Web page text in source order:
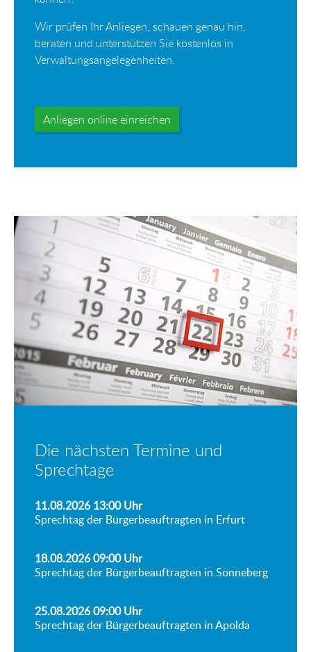
Wir prüfen Ihr Anliegen, schauen genau hin,
beraten und unterstützen Sie kostenlos in
Verwaltungsangelegenheiten.
Anliegen online einreichen
Die nächsten Termine und
Sprechtage
11.08.2026 13:00Uhr
Sprechtag der Bürgerbeauftragten in Erfurt
18.08.2026 09:00Uhr
Sprechtag der Bürgerbeauftragten in Sonneberg
25.08.2026 09:00Uhr
Sprechtag der Bürgerbeauftragten in Apolda